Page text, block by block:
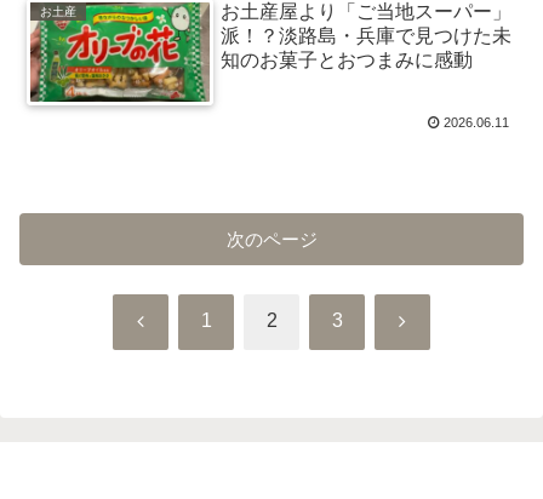
お土産
お土産屋より「ご当地スーパー」
派！？淡路島・兵庫で見つけた未
知のお菓子とおつまみに感動
2026.06.11
次のページ
前 1 2 3 次